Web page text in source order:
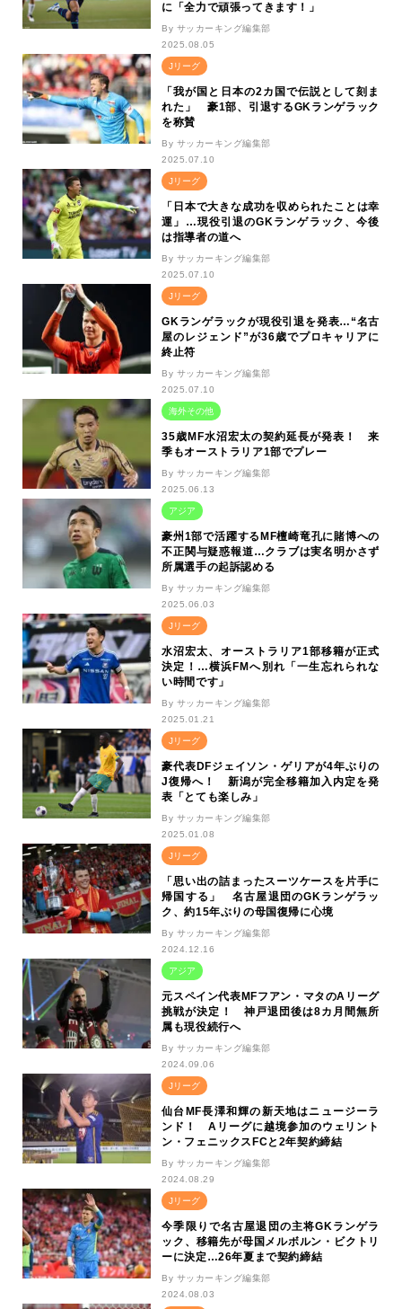
に「全力で頑張ってきます！」
By サッカーキング編集部
2025.08.05
Jリーグ
「我が国と日本の2カ国で伝説として刻ま
れた」 豪1部、引退するGKランゲラック
を称賛
By サッカーキング編集部
2025.07.10
Jリーグ
「日本で大きな成功を収められたことは幸
運」…現役引退のGKランゲラック、今後
は指導者の道へ
By サッカーキング編集部
2025.07.10
Jリーグ
GKランゲラックが現役引退を発表…“名古
屋のレジェンド”が36歳でプロキャリアに
終止符
By サッカーキング編集部
2025.07.10
海外その他
35歳MF水沼宏太の契約延長が発表！ 来
季もオーストラリア1部でプレー
By サッカーキング編集部
2025.06.13
アジア
豪州1部で活躍するMF檀崎竜孔に賭博への
不正関与疑惑報道…クラブは実名明かさず
所属選手の起訴認める
By サッカーキング編集部
2025.06.03
Jリーグ
水沼宏太、オーストラリア1部移籍が正式
決定！…横浜FMへ別れ「一生忘れられな
い時間です」
By サッカーキング編集部
2025.01.21
Jリーグ
豪代表DFジェイソン・ゲリアが4年ぶりの
J復帰へ！ 新潟が完全移籍加入内定を発
表「とても楽しみ」
By サッカーキング編集部
2025.01.08
Jリーグ
「思い出の詰まったスーツケースを片手に
帰国する」 名古屋退団のGKランゲラッ
ク、約15年ぶりの母国復帰に心境
By サッカーキング編集部
2024.12.16
アジア
元スペイン代表MFフアン・マタのAリーグ
挑戦が決定！ 神戸退団後は8カ月間無所
属も現役続行へ
By サッカーキング編集部
2024.09.06
Jリーグ
仙台MF長澤和輝の新天地はニュージーラ
ンド！ Aリーグに越境参加のウェリント
ン・フェニックスFCと2年契約締結
By サッカーキング編集部
2024.08.29
Jリーグ
今季限りで名古屋退団の主将GKランゲラ
ック、移籍先が母国メルボルン・ビクトリ
ーに決定…26年夏まで契約締結
By サッカーキング編集部
2024.08.03